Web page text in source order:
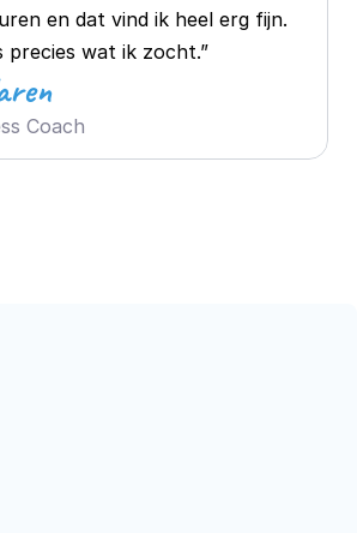
en dat vind ik heel erg fijn.
precies wat ik zocht.”
Coach